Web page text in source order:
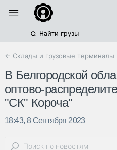
Найти грузы
← Склады и грузовые терминалы
В Белгородской
оптово-
"СК" Короча"
18:43, 8 Сентября 2023